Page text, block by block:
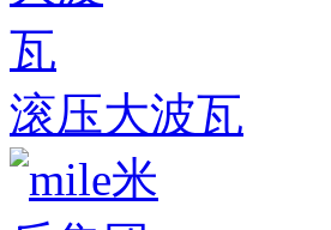
滚压大波瓦